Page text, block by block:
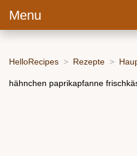
Menu
HelloRecipes Rezepte
hähnchen paprikapfanne